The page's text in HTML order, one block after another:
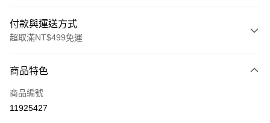
付款與運送方式
超取滿NT$499免運
信用卡一次付款
超商取貨付款
商品特色
商品編號
11925427